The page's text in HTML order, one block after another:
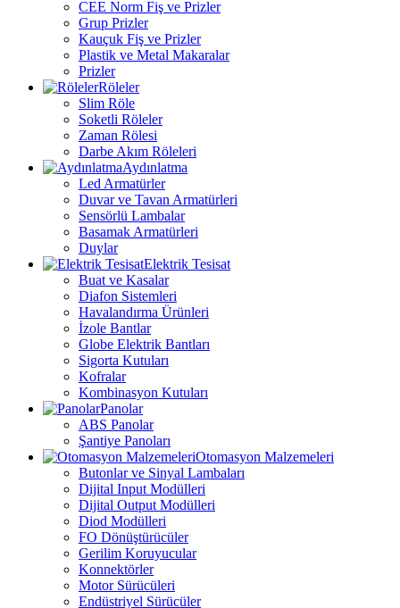
CEE Norm Fiş ve Prizler
Grup Prizler
Kauçuk Fiş ve Prizler
Plastik ve Metal Makaralar
Prizler
Röleler
Slim Röle
Soketli Röleler
Zaman Rölesi
Darbe Akım Röleleri
Aydınlatma
Led Armatürler
Duvar ve Tavan Armatürleri
Sensörlü Lambalar
Basamak Armatürleri
Duylar
Elektrik Tesisat
Buat ve Kasalar
Diafon Sistemleri
Havalandırma Ürünleri
İzole Bantlar
Globe Elektrik Bantları
Sigorta Kutuları
Kofralar
Kombinasyon Kutuları
Panolar
ABS Panolar
Şantiye Panoları
Otomasyon Malzemeleri
Butonlar ve Sinyal Lambaları
Dijital Input Modülleri
Dijital Output Modülleri
Diod Modülleri
FO Dönüştürücüler
Gerilim Koruyucular
Konnektörler
Motor Sürücüleri
Endüstriyel Sürücüler